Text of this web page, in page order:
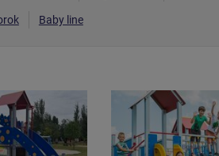
Baby line